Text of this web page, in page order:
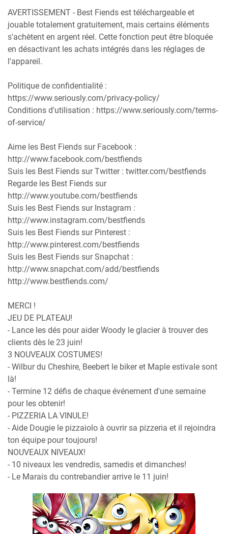
AVERTISSEMENT - Best Fiends est téléchargeable et
jouable totalement gratuitement, mais certains éléments
s'achètent en argent réel. Cette fonction peut être bloquée
en désactivant les achats intégrés dans les réglages de
l'appareil.
Politique de confidentialité :
https://www.seriously.com/privacy-policy/
Conditions d'utilisation : https://www.seriously.com/terms-
of-service/
Aime les Best Fiends sur Facebook :
http://www.facebook.com/bestfiends
Suis les Best Fiends sur Twitter : twitter.com/bestfiends
Regarde les Best Fiends sur
http://www.youtube.com/bestfiends
Suis les Best Fiends sur Instagram :
http://www.instagram.com/bestfiends
Suis les Best Fiends sur Pinterest :
http://www.pinterest.com/bestfiends
Suis les Best Fiends sur Snapchat :
http://www.snapchat.com/add/bestfiends
http://www.bestfiends.com/
MERCI !
JEU DE PLATEAU!
- Lance les dés pour aider Woody le glacier à trouver des
clients dès le 23 juin!
3 NOUVEAUX COSTUMES!
- Wilbur du Cheshire, Beebert le biker et Maple estivale sont
là!
- Termine 12 défis de chaque événement d'une semaine
pour les obtenir!
- PIZZERIA LA VINULE!
- Aide Dougie le pizzaiolo à ouvrir sa pizzeria et il rejoindra
ton équipe pour toujours!
NOUVEAUX NIVEAUX!
- 10 niveaux les vendredis, samedis et dimanches!
- Le Marais du contrebandier arrive le 11 juin!